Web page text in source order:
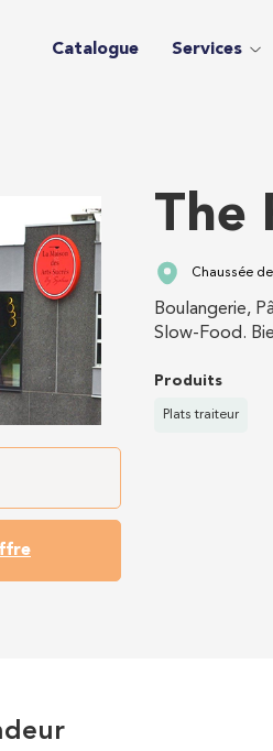
Catalogue Services
The
Chaussée
Boulangerie,
Slow-Food.
Produits
Plats traiteur